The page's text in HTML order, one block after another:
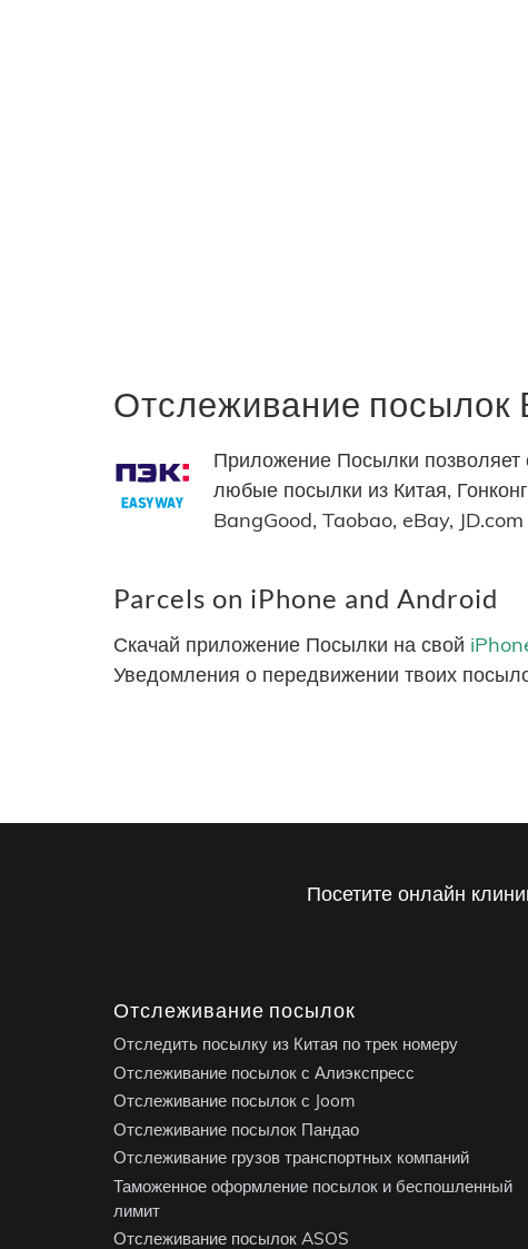
Отслеживание посылок
Приложение Посылки
любые посылки из Китая,
BangGood, Taobao, eBay,
Parcels on iPhone and Android
Скачай приложение Посылки на свой
Уведомления о передвижении твоих
Посетите онлайн
Отслеживание посылок
Отследить посылку из Китая по трек номеру
Отслеживание посылок с Алиэкспресс
Отслеживание посылок с Joom
Отслеживание посылок Пандао
Отслеживание грузов транспортных компаний
Таможенное оформление посылок и беспошленный
лимит
Отслеживание посылок ASOS